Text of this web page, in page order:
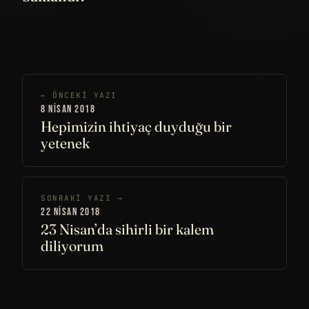
← ÖNCEKI YAZI
8 NISAN 2018
Hepimizin ihtiyaç duyduğu bir
yetenek
SONRAKI YAZI →
22 NISAN 2018
23 Nisan’da sihirli bir kalem
diliyorum